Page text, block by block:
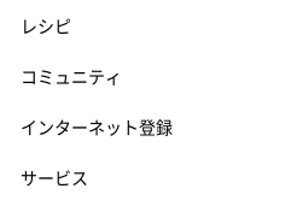
レシピ
コミュニティ
インターネット登録
サービス